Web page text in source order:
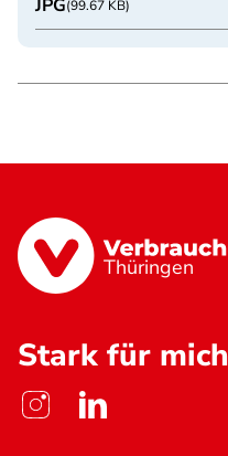
JPG(99.67 KB)
Thüringen
Stark für